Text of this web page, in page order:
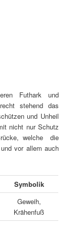
Futhark und
stehend das
und Unheil
nicht nur Schutz
welche die
vor allem auch
Symbolik
Geweih,
Krähenfuß